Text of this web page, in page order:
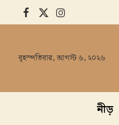
Facebook
X
Instagram
বৃহস্পতিবার, আগস্ট ৬, ২০২৬
নীড়